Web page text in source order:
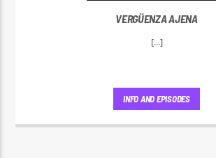
VERGÜENZA AJENA
[...]
INFO AND EPISODES